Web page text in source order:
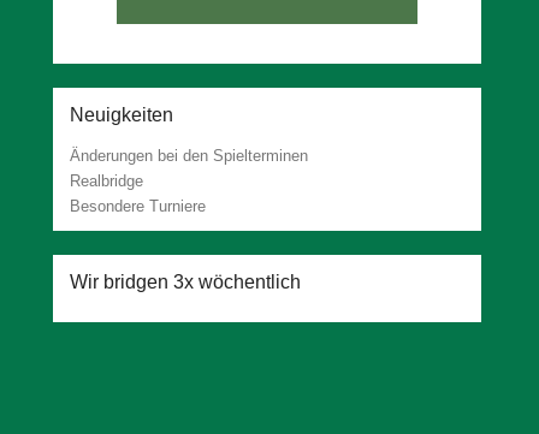
Neuigkeiten
Änderungen bei den Spielterminen
Realbridge
Besondere Turniere
Wir bridgen 3x wöchentlich